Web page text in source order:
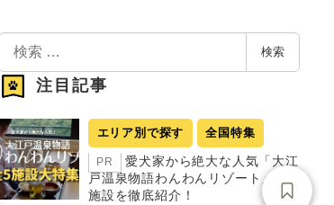
検索
注目記事
エリア別で探す 全国特集
PR
愛犬家から絶大な人気「大江
戸温泉物語わんわんリゾート」全5
施設を徹底紹介！